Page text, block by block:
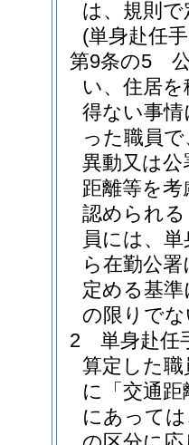
は、規則
(単身赴任
第9条の5
い、住居
得ない事
った職員
異動又は
距離等を
認められ
員には、
ら在勤公
定める基
の限りで
2
単身赴任
算定した
に「交通
にあって